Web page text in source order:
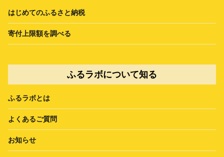
はじめてのふるさと納税
寄付上限額を調べる
ふるラボについて知る
ふるラボとは
よくあるご質問
お知らせ